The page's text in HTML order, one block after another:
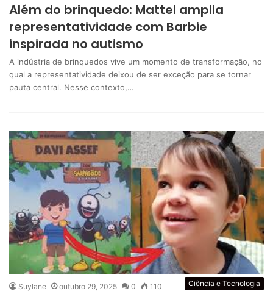
Além do brinquedo: Mattel amplia
representatividade com Barbie
inspirada no autismo
A indústria de brinquedos vive um momento de transformação, no
qual a representatividade deixou de ser exceção para se tornar
pauta central. Nesse contexto,…
Ciência e Tecnologia
Suylane outubro 29, 2025 0 110